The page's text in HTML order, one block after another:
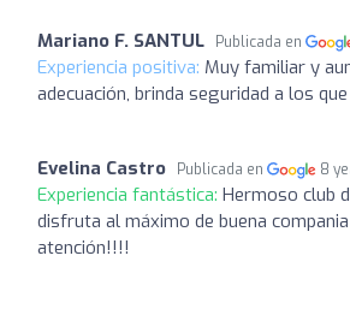
Mariano F. SANTUL Publicada en
Experiencia positiva: Muy familiar y
adecuación, brinda seguridad a los
Evelina Castro Publicada en 8
Experiencia fantástica: Hermoso club
disfruta al máximo de buena
atención!!!!